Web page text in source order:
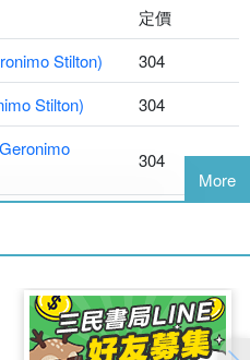
Recipe (Geronimo Stilton)
Chase (Geronimo Stilton)
(Geronimo Stilton)
Geronimo (Geronimo Stilton)
Bandit (Geronimo Stilton)
定價
Stilton)
304
Stilton)
304
304
Stilton)
304
304
More